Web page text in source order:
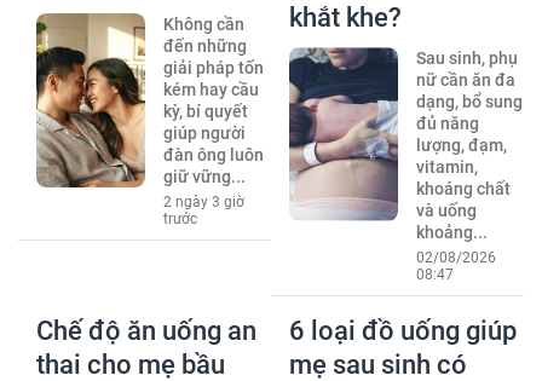
Không cần
đến những
giải pháp tốn
kém hay cầu
kỳ, bí quyết
giúp người
đàn ông luôn
giữ vững...
2 ngày 3 giờ
trước
khắt khe?
Sau sinh, phụ
nữ cần ăn đa
dạng, bổ sung
đủ năng
lượng, đạm,
vitamin,
khoáng chất
và uống
khoảng...
02/08/2026
08:47
Chế độ ăn uống an
thai cho mẹ bầu
6 loại đồ uống giúp
mẹ sau sinh có